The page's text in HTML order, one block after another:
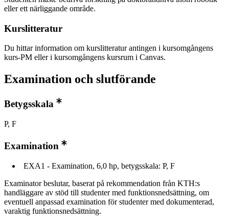
eller ett närliggande område.
Kurslitteratur
Du hittar information om kurslitteratur antingen i kursomgångens
kurs-PM eller i kursomgångens kursrum i Canvas.
Examination och slutförande
Betygsskala
P, F
Examination
EXA1 - Examination, 6,0 hp, betygsskala: P, F
Examinator beslutar, baserat på rekommendation från KTH:s
handläggare av stöd till studenter med funktionsnedsättning, om
eventuell anpassad examination för studenter med dokumenterad,
varaktig funktionsnedsättning.